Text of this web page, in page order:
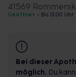
41569
Geöffnet • Bis 13:00 Uhr
Bei dieser
möglich. Du